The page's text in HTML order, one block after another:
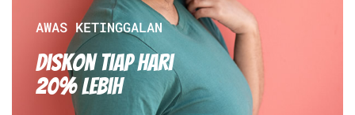
AWAS KETINGGALAN
Diskon Tiap hari
20% Lebih